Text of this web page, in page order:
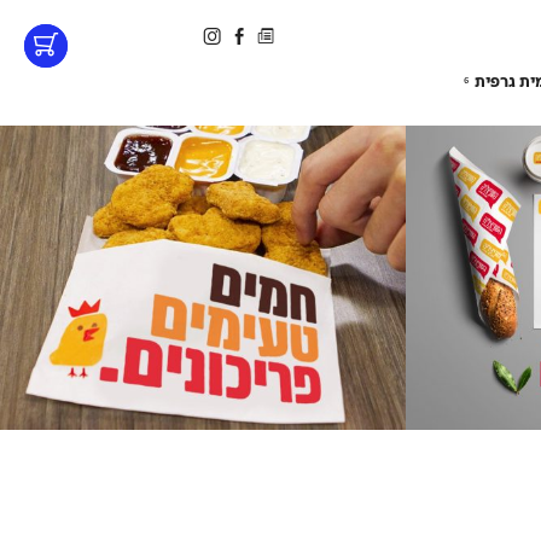
גרפית 6